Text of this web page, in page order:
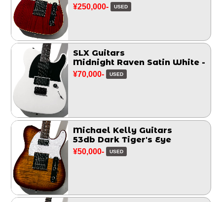
¥250,000- USED
SLX Guitars
Midnight Raven Satin White -
¥70,000- USED
Michael Kelly Guitars
53db Dark Tiger's Eye
¥50,000- USED